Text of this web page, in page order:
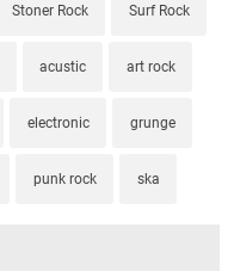
Stoner Rock Surf Rock
acustic art rock
electronic grunge
punk rock ska